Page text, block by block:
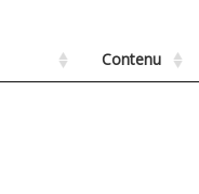
Contenu